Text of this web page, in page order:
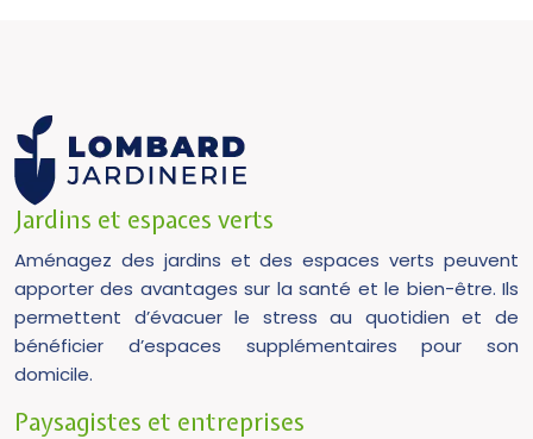
Jardins et espaces verts
Aménagez des jardins et des espaces verts peuvent
apporter des avantages sur la santé et le bien-être. Ils
permettent d’évacuer le stress au quotidien et de
bénéficier d’espaces supplémentaires pour son
domicile.
Paysagistes et entreprises